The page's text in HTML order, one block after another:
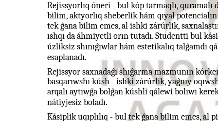
Rejissyorlıq óneri - bul kóp tarmaqlı,
bilim, aktyorlıq sheberlik hám qıyal
tek ǵana bilim emes, al ishki zárúrlik,
ıshqı da áhmiyetli orın tutadı. Studentti bul
úzliksiz shınıǵıwlar hám estetikalıq
esaplanadı.
Rejissyor saxnadaǵı shıǵarma mazmunın
basqarıwshı kúsh - ishki zárúrlik, yaǵnıy
arqalı aytıwǵa bolǵan kúshli qálewi bolıwı
nátiyjesiz boladı.
Kásiplik uqıplılıq - bul tek ǵana bilim emes,